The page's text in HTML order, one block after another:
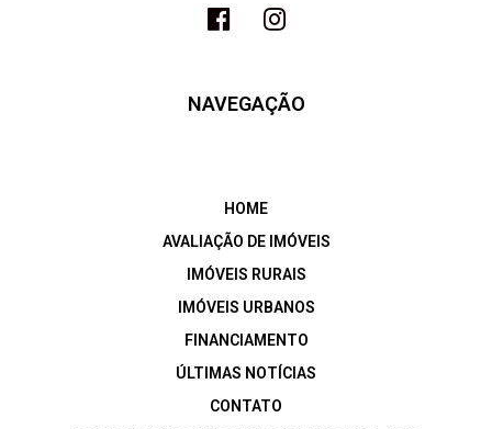
NAVEGAÇÃO
HOME
AVALIAÇÃO DE IMÓVEIS
IMÓVEIS RURAIS
IMÓVEIS URBANOS
FINANCIAMENTO
ÚLTIMAS NOTÍCIAS
CONTATO